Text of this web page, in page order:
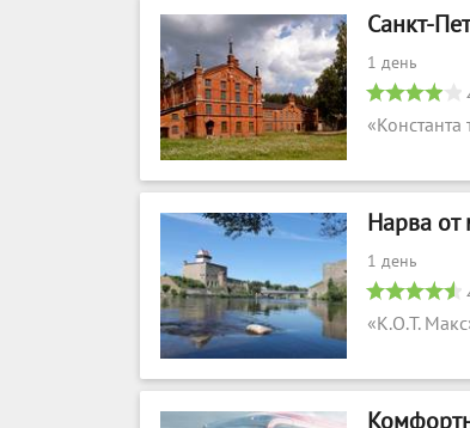
Санкт-
1 день
«Константа
Нарва от
1 день
«К.О.Т.